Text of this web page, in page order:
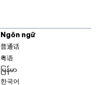
Ngôn ngữ
普通话
粤语
မြန်မာ
한국어